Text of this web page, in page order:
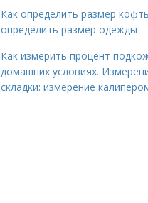
Как определить размер
определить размер одежды
Как измерить процент
домашних условиях.
складки: измерение